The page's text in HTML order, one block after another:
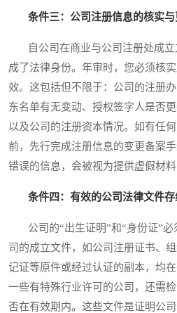
条件三：公司注册信息的核实与
自公司在商业与公司注册处成立
成了法律身份。年审时，您必须核
效。这包括但不限于：公司的注册
东名单有无变动、授权签字人是否
以及公司的注册资本情况。如有任
前，先行完成注册信息的变更备案
错误的信息，会被视为提供虚假材料
条件四：有效的公司法律文件存
公司的“出生证明”和“身份证”必
司的成立文件，如公司注册证书、
记证等原件或经过认证的副本，均
一些有特殊行业许可的公司，还需
否在有效期内。这些文件是证明公